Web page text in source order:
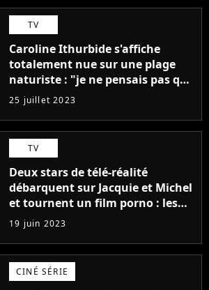
TV
Caroline Ithurbide s'affiche
totalement nue sur une plage
naturiste : "je ne pensais pas que
j'arriverais à le faire..."
25 juillet 2023
TV
Deux stars de télé-réalité
débarquent sur Jacquie et Michel
et tournent un film porno : les
premières images du tournage
(exclu)
19 juin 2023
CINÉ SÉRIE